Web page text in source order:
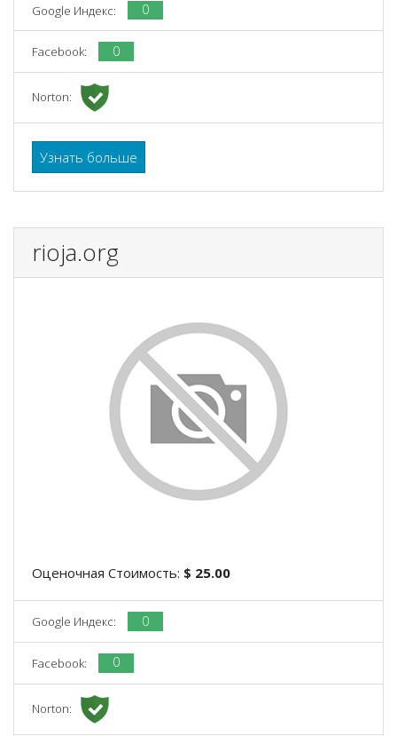
Google Индекс: 0
Facebook: 0
Norton:
Узнать больше
rioja.org
Оценочная Стоимость: $ 25.00
Google Индекс: 0
Facebook: 0
Norton: